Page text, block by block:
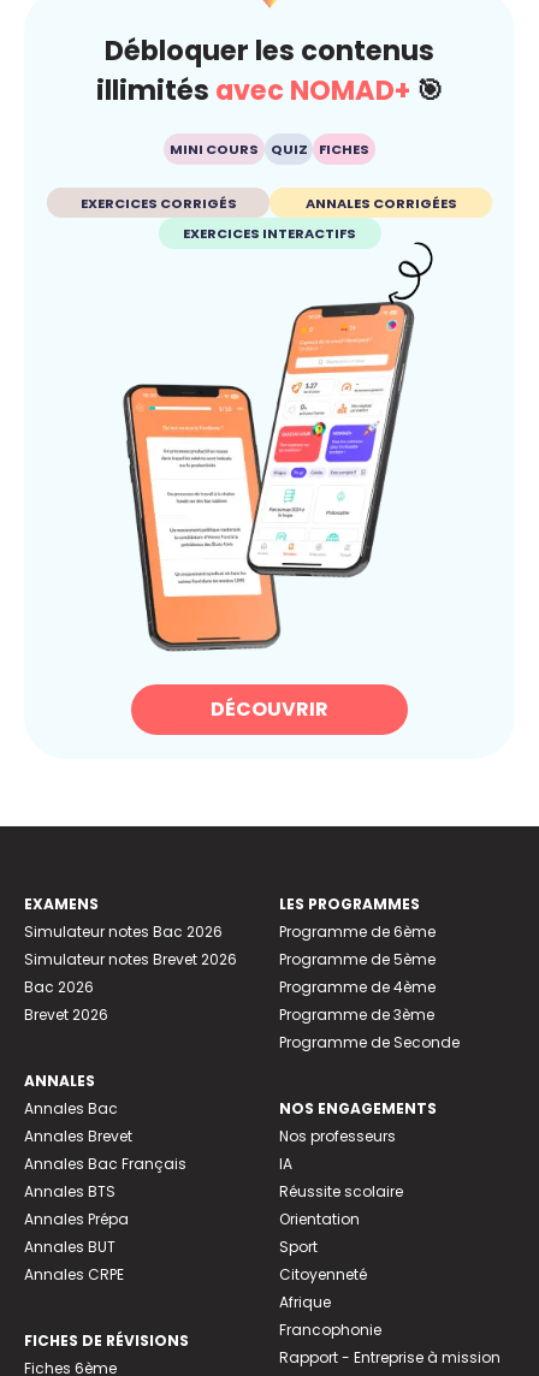
Débloquer les contenus
illimités avec NOMAD+ 🎯
MINI COURS QUIZ FICHES
EXERCICES CORRIGÉS
ANNALES CORRIGÉES
EXERCICES INTERACTIFS
DÉCOUVRIR
EXAMENS
Simulateur notes Bac 2026
Simulateur notes Brevet 2026
Bac 2026
Brevet 2026
ANNALES
Annales Bac
Annales Brevet
Annales Bac Français
Annales BTS
Annales Prépa
Annales BUT
Annales CRPE
FICHES DE RÉVISIONS
Fiches 6ème
LES PROGRAMMES
Programme de 6ème
Programme de 5ème
Programme de 4ème
Programme de 3ème
Programme de Seconde
NOS ENGAGEMENTS
Nos professeurs
IA
Réussite scolaire
Orientation
Sport
Citoyenneté
Afrique
Francophonie
Rapport - Entreprise à mission